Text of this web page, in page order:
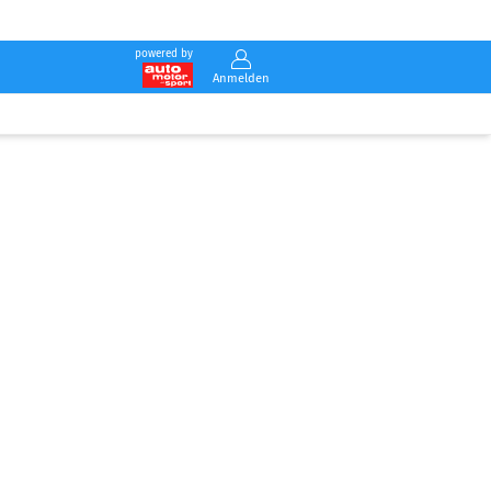
powered by
Anmelden